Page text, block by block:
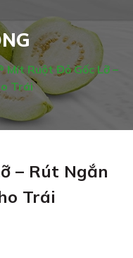
Mít Ruột Đỏ Gốc Lỡ –
Trái
– Rút Ngắn
Trái